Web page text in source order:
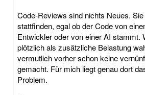
Code-Reviews sind nichts Neues.
stattfinden, egal ob der Code von
Entwickler oder von einer AI stammt.
plötzlich als zusätzliche Belastung
vermutlich vorher schon keine
gemacht. Für mich liegt genau dort
Problem.